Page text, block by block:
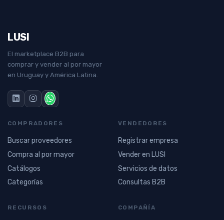
LUSI
El marketplace B2B para
comprar y vender al por mayor
en Uruguay y América Latina.
COMPRADORES
Buscar proveedores
Compra al por mayor
Catálogos
Categorías
VENDEDORES
Registrar empresa
Vender en LUSI
Servicios de datos
Consultas B2B
RECURSOS COMPAÑÍA